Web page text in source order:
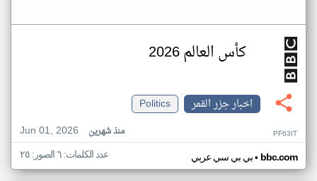
كأس العالم 2026
اخبار جزر القمر
Politics
Jun 01, 2026
منذ شهرين PF63IT
بي بي سي عربي• bbc.com عدد الكلمات: ٦ الصور: ٢٥